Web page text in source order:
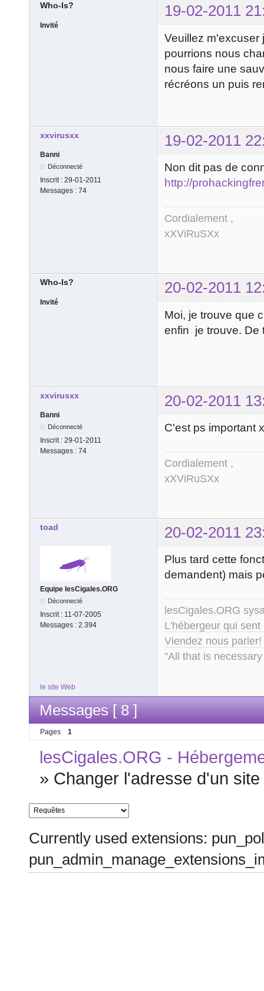
Who-Is? 19-02-2011
Invité
Veuillez m'excuser
pourrions nous
nous faire une
récréons un puis
xxvirusxx 19-02-2011
Banni
Déconnecté
Inscrit : 29-01-2011
Messages : 74
Non dit pas de
http://
Cordialement ,
xXViRuSXx
Who-Is? 20-02-2011
Invité
Moi, je trouve que
enfin je trouve. De
xxvirusxx 20-02-2011
Banni
Déconnecté
Inscrit : 29-01-2011
Messages : 74
C'est ps important
Cordialement ,
xXViRuSXx
toad 20-02-2011
Equipe lesCigales.ORG
Déconnecté
Inscrit : 11-07-2005
Messages : 2.394
Plus tard cette
demandent) mais
lesCigales.ORG
L'hébergeur qui
Viendez nous parler!
"All that is
le site Web
Messages [ 8 ]
Pages 1
lesCigales.ORG -
» Changer l'adresse d'un site
Currently used extensions: